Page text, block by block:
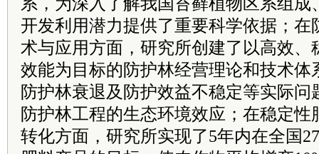
开发利用潜力提供了重要科学依据；在
术与应用方面，研究所创建了以高效、
效能为目标的防护林经营理论和技术体
防护林衰退及防护效益不稳定等实际问
防护林工程的生态环境效应；在稳定性
转化方面，研究所实现了5年内在全国